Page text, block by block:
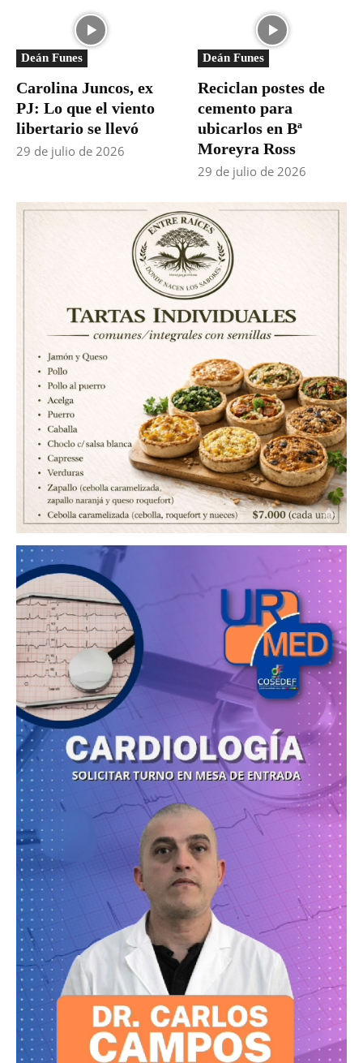
Deán Funes
Carolina Juncos, ex
PJ: Lo que el viento
libertario se llevó
29 de julio de 2026
Deán Funes
Reciclan postes de
cemento para
ubicarlos en Bª
Moreyra Ross
29 de julio de 2026